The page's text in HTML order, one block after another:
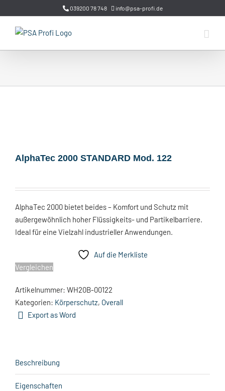
Inhalt
springen
039200 78 748 info@psa-profi.de
AlphaTec 2000 STANDARD Mod. 122
AlphaTec 2000 bietet beides – Komfort und Schutz mit
außergewöhnlich hoher Flüssigkeits- und Partikelbarriere.
Ideal für eine Vielzahl industrieller Anwendungen.
Auf die Merkliste
Vergleichen
Artikelnummer: WH20B-00122
Kategorien: Körperschutz, Overall
Export as Word
Beschreibung
Eigenschaften